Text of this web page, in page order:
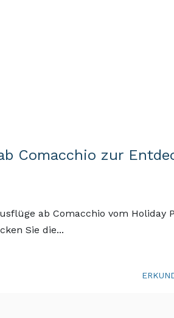
Comacchio zur
ab Comacchio vom Holiday
Sie die...